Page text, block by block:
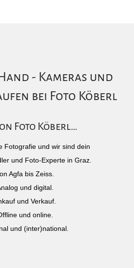
- Kameras und
bei Foto Köberl
Foto Köberl…
Fotografie und wir sind dein
und Foto-Experte in Graz.
Agfa bis Zeiss.
und digital.
und Verkauf.
und online.
und (inter)national.